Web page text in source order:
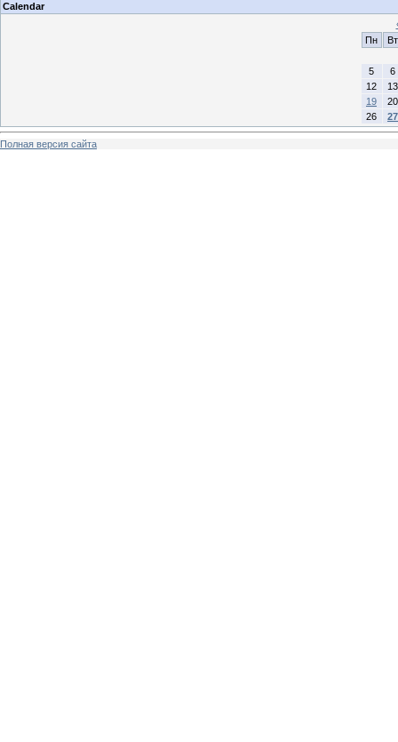
Calendar
Пн
Вт
5
6
12
13
19
20
26
27
Полная версия сайта